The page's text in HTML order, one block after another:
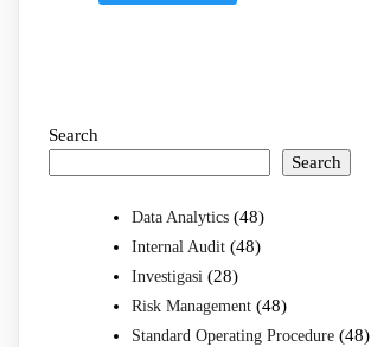
Search
Search
Data Analytics (48)
Internal Audit (48)
Investigasi (28)
Risk Management (48)
Standard Operating Procedure (48)